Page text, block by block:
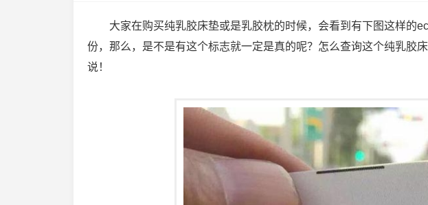
大家在购买纯乳胶床垫或是乳胶枕的时候，会看到有下图这样的
份，那么，是不是有这个标志就一定是真的呢？怎么查询这个纯乳胶
说！